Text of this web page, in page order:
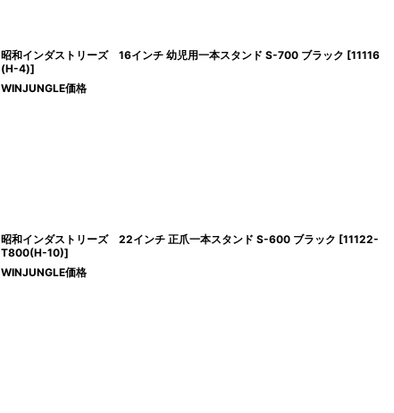
昭和インダストリーズ 16インチ 幼児用一本スタンド S-700 ブラック [11116
(H-4)]
WINJUNGLE価格
昭和インダストリーズ 22インチ 正爪一本スタンド S-600 ブラック [11122-
T800(H-10)]
WINJUNGLE価格